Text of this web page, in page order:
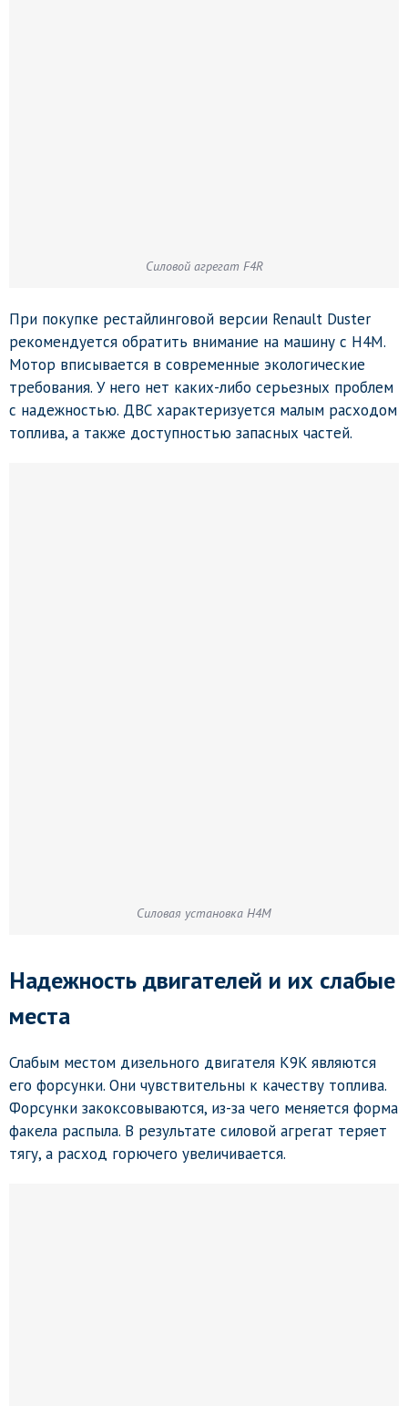
Силовой агрегат F4R
При покупке рестайлинговой версии Renault Duster
рекомендуется обратить внимание на машину с H4M.
Мотор вписывается в современные экологические
требования. У него нет каких-либо серьезных проблем
с надежностью. ДВС характеризуется малым расходом
топлива, а также доступностью запасных частей.
Силовая установка H4M
Надежность двигателей и их слабые
места
Слабым местом дизельного двигателя K9K являются
его форсунки. Они чувствительны к качеству топлива.
Форсунки закоксовываются, из-за чего меняется форма
факела распыла. В результате силовой агрегат теряет
тягу, а расход горючего увеличивается.